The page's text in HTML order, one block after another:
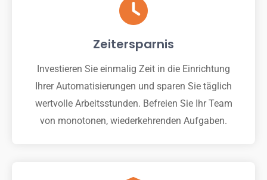
Zeitersparnis
Investieren Sie einmalig Zeit in die Einrichtung
Ihrer Automatisierungen und sparen Sie täglich
wertvolle Arbeitsstunden. Befreien Sie Ihr Team
von monotonen, wiederkehrenden Aufgaben.